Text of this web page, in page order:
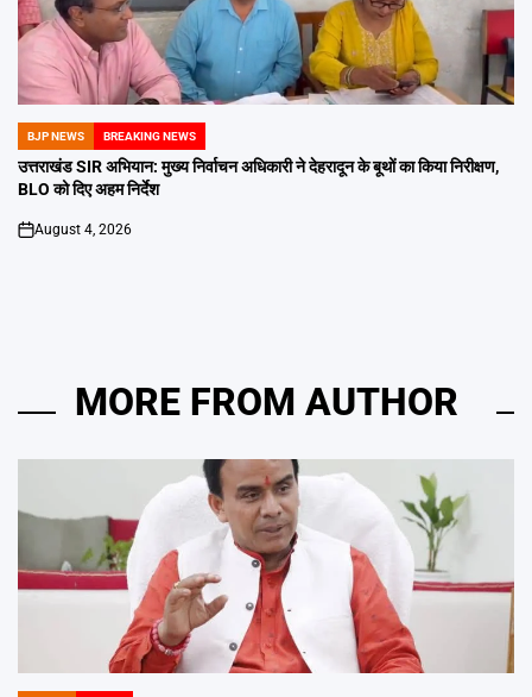
POSTED
IN
BJP NEWS BREAKING NEWS
उत्तराखंड SIR अभियान: मुख्य निर्वाचन अधिकारी ने देहरादून के बूथों का किया निरीक्षण,
BLO को दिए अहम निर्देश
on
August 4, 2026
MORE FROM AUTHOR